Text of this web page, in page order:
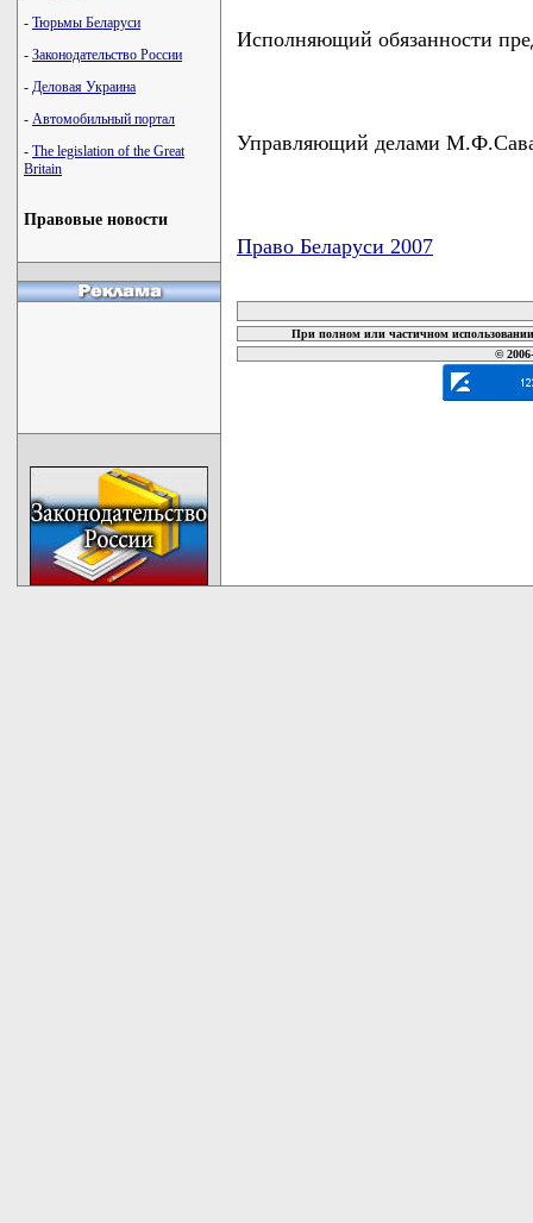
- Тюрьмы Беларуси
- Законодательство России
- Деловая Украина
- Автомобильный портал
- The legislation of the Great
Britain
Правовые новости
Исполняющий обязанности
Управляющий делами
Право Беларуси 2007
При полном или частичном
©